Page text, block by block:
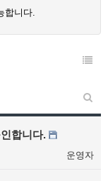
합니다.
합니다.
운영자